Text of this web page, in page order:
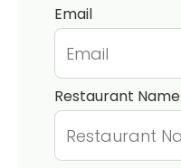
Email
Restaurant Name